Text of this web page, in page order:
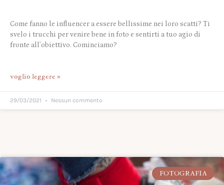
Come fanno le influencer a essere bellissime nei loro scatti? Ti
svelo i trucchi per venire bene in foto e sentirti a tuo agio di
fronte all’obiettivo. Cominciamo?
voglio leggere »
29/03/2021 Nessun commento
FOTOGRAFIA